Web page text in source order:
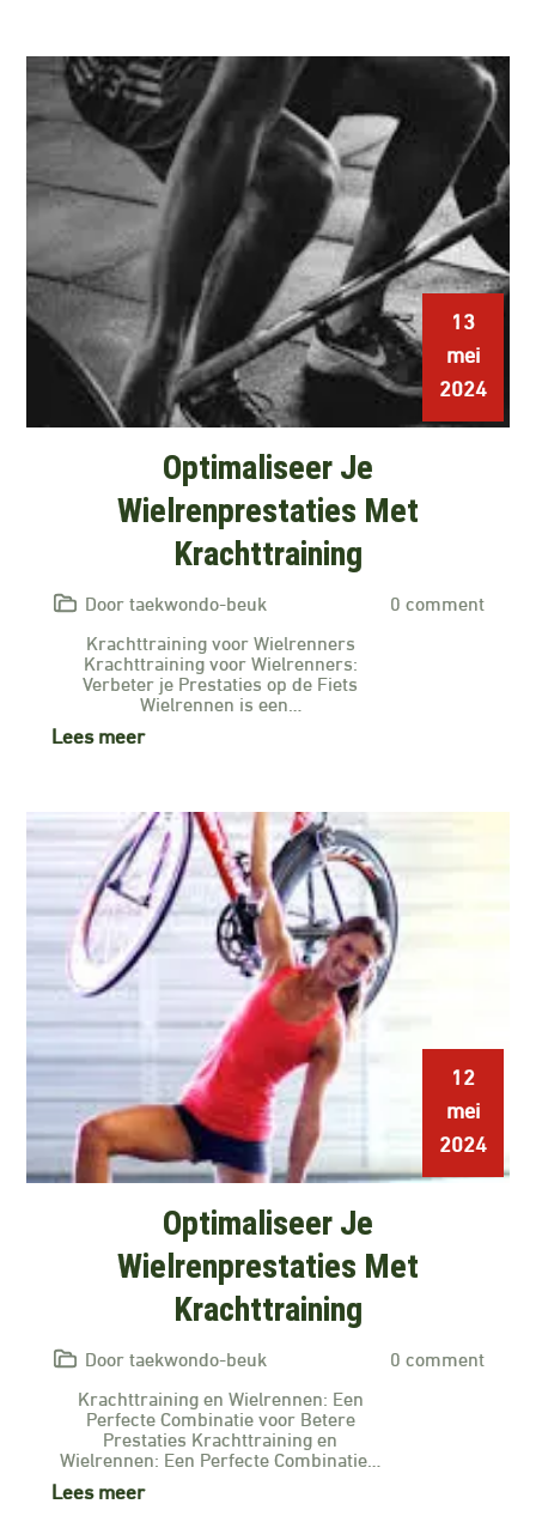
13
mei
2024
Optimaliseer Je
Wielrenprestaties Met
Krachttraining
Door taekwondo-beuk
0 comment
Krachttraining voor Wielrenners
Krachttraining voor Wielrenners:
Verbeter je Prestaties op de Fiets
Wielrennen is een…
Lees meer
12
mei
2024
Optimaliseer Je
Wielrenprestaties Met
Krachttraining
Door taekwondo-beuk
0 comment
Krachttraining en Wielrennen: Een
Perfecte Combinatie voor Betere
Prestaties Krachttraining en
Wielrennen: Een Perfecte Combinatie…
Lees meer